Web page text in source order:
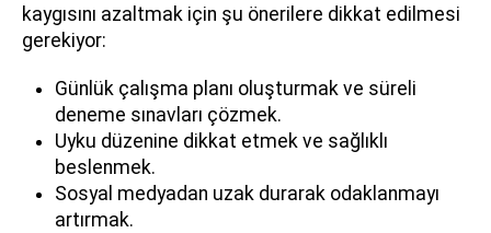
kaygısını azaltmak için şu önerilere dikkat edilmesi
gerekiyor:
Günlük çalışma planı oluşturmak ve süreli
deneme sınavları çözmek.
Uyku düzenine dikkat etmek ve sağlıklı
beslenmek.
Sosyal medyadan uzak durarak odaklanmayı
artırmak.